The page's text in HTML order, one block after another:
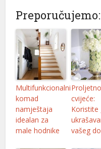
Preporučujemo:
Multifunkcionalni
komad
namještaja
idealan za
male hodnike
Proljetno
cvijeće:
Koristite
vašeg